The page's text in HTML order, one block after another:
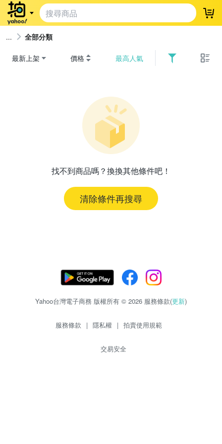
登
全部分類
最新上架 價格 最高人氣
找不到商品嗎？換換其他條件吧！
清除條件再搜尋
Yahoo台灣電子商務 版權所有 © 2026 服務條款(更新)
服務條款 | 隱私權 | 拍賣使用規範
交易安全